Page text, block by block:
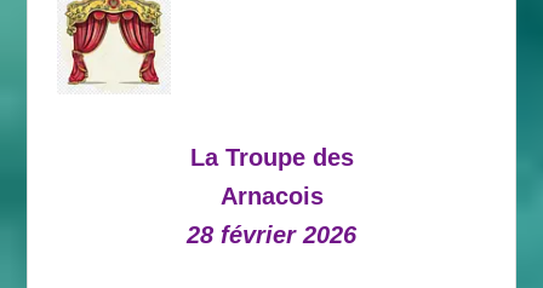
La Troupe des
Arnacois
28 février 2026